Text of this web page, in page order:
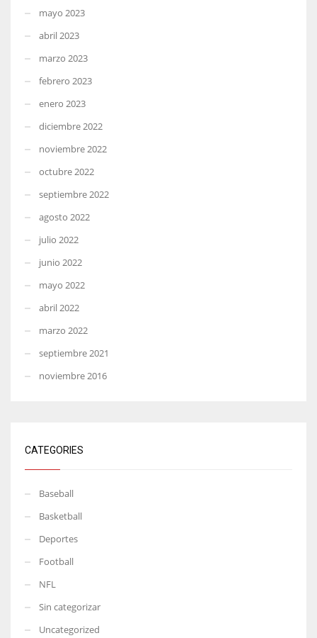
mayo 2023
abril 2023
marzo 2023
febrero 2023
enero 2023
diciembre 2022
noviembre 2022
octubre 2022
septiembre 2022
agosto 2022
julio 2022
junio 2022
mayo 2022
abril 2022
marzo 2022
septiembre 2021
noviembre 2016
CATEGORIES
Baseball
Basketball
Deportes
Football
NFL
Sin categorizar
Uncategorized